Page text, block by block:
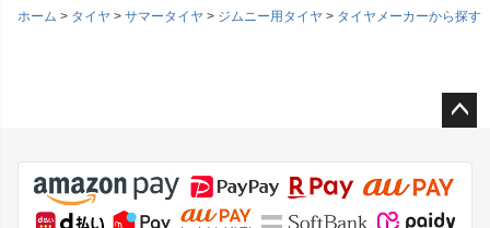
ホーム
タイヤ サマータイヤ ジムニー用タイヤ タイヤメーカーから探す
ジト
ップ
へ